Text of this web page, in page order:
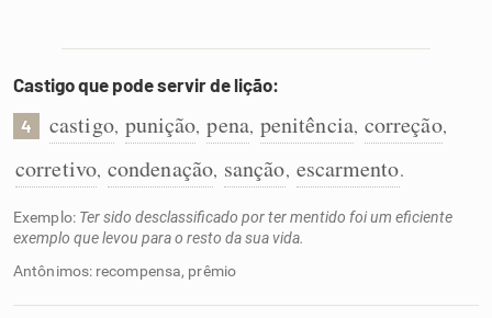
Castigo que pode servir de lição:
4 castigo, punição, pena, penitência, correção,
corretivo, condenação, sanção, escarmento.
Exemplo: Ter sido desclassificado por ter mentido foi um eficiente
exemplo que levou para o resto da sua vida.
Antônimos: recompensa, prêmio